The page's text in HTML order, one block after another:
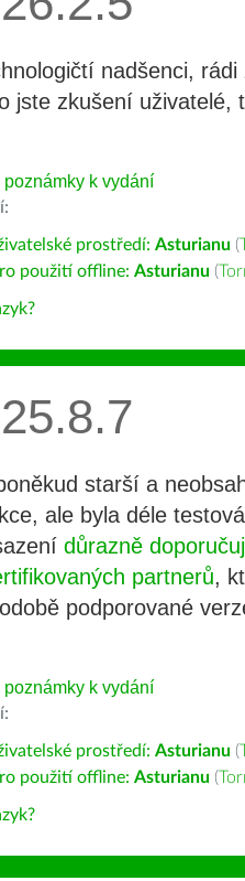
nadšenci,
jste zkušení uživatelé,
poznámky k vydání
prostředí: Asturianu (
použití offline: Asturianu (
25.8.7
starší a
ale byla déle
důrazně
partnerů,
podporované
poznámky k vydání
prostředí: Asturianu (
použití offline: Asturianu (